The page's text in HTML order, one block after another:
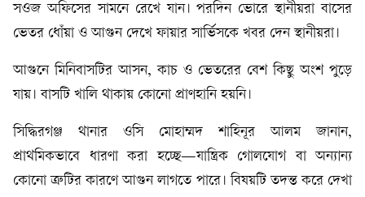
সওজ অফিসের সামনে রেখে যান। পরদিন ভোরে স্থানীয়রা বাসের
ভেতর ধোঁয়া ও আগুন দেখে ফায়ার সার্ভিসকে খবর দেন স্থানীয়রা।
আগুনে মিনিবাসটির আসন, কাচ ও ভেতরের বেশ কিছু অংশ পুড়ে
যায়। বাসটি খালি থাকায় কোনো প্রাণহানি হয়নি।
সিদ্ধিরগঞ্জ থানার ওসি মোহাম্মদ শাহিনূর আলম জানান,
প্রাথমিকভাবে ধারণা করা হচ্ছে—যান্ত্রিক গোলযোগ বা অন্যান্য
কোনো ত্রুটির কারণে আগুন লাগতে পারে। বিষয়টি তদন্ত করে দেখা